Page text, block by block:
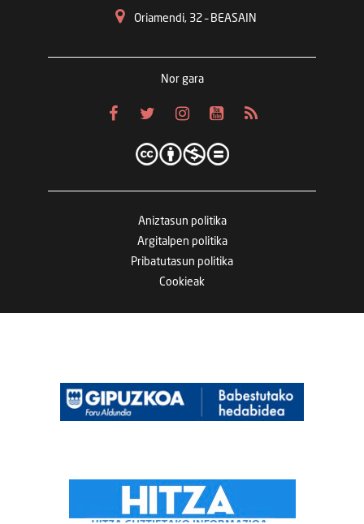
Oriamendi, 32 – BEASAIN
Nor gara
Aniztasun politika
Argitalpen politika
Pribatutasun politika
Cookieak